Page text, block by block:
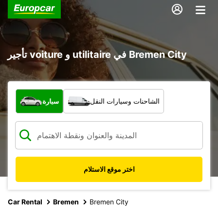
تأجير voiture و utilitaire في Bremen City
ما نوع المركبة؟
سيارة الشاحنات وسيارات النقل
اختر موقع الاستلام
Car Rental Bremen Bremen City